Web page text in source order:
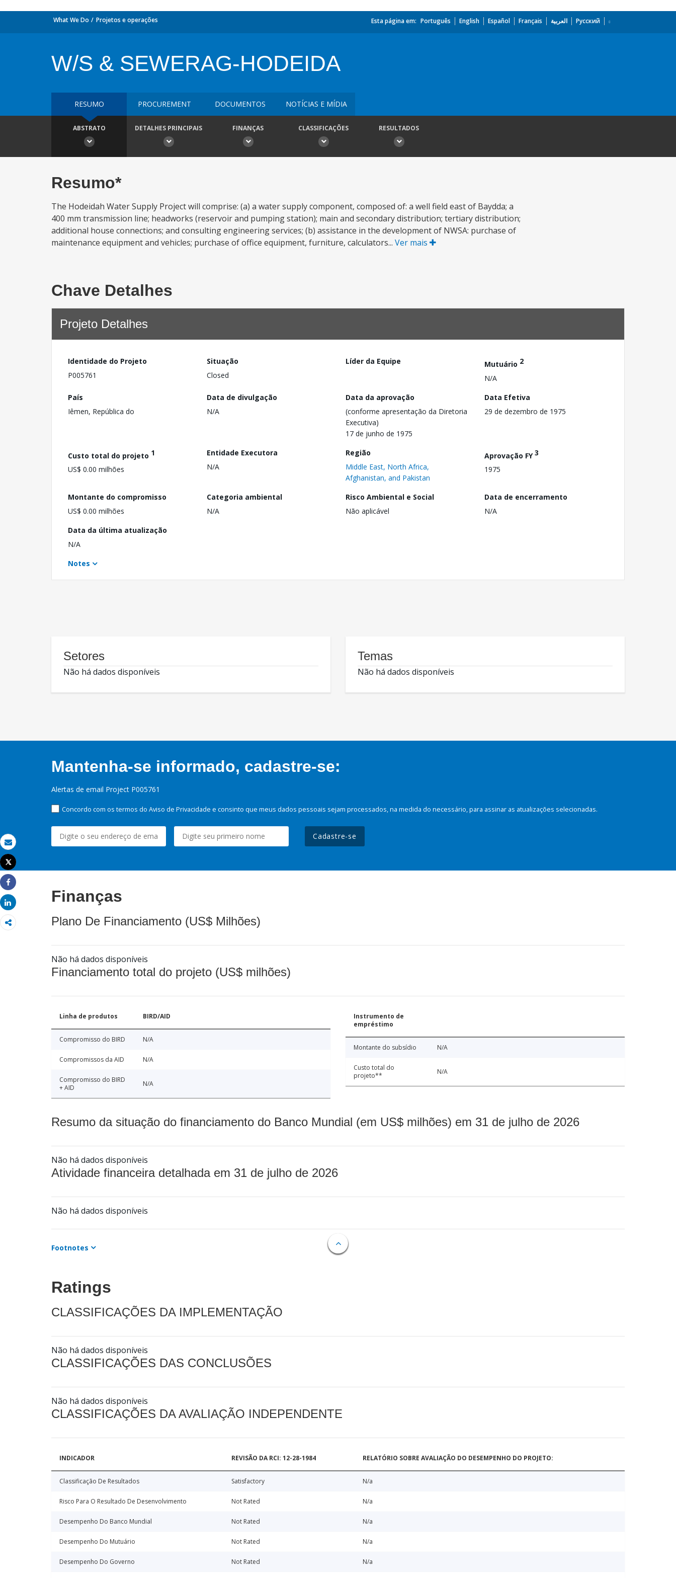
Email
Imprimir
Tweet
Share
Share
What We Do Projetos e operações Esta página em: Português English Español Français العربية Русский
W/S & SEWERAG-HODEIDA
RESUMO PROCUREMENT DOCUMENTOS NOTÍCIAS E MÍDIA
ABSTRATO DETALHES PRINCIPAIS FINANÇAS CLASSIFICAÇÕES RESULTADOS
Resumo*
The Hodeidah Water Supply Project will comprise: (a) a water supply component, composed of: a well field east of Baydda; a
400 mm transmission line; headworks (reservoir and pumping station); main and secondary distribution; tertiary distribution;
additional house connections; and consulting engineering services; (b) assistance in the development of NWSA: purchase of
maintenance equipment and vehicles; purchase of office equipment, furniture, calculators... Ver mais
Chave Detalhes
Projeto Detalhes
Identidade do Projeto
P005761
Situação
Closed
Líder da Equipe Mutuário 2
N/A
País
Iêmen, República do
Data de divulgação
N/A
Data da aprovação
(conforme apresentação da Diretoria
Executiva)
17 de junho de 1975
Data Efetiva
29 de dezembro de 1975
Custo total do projeto 1
US$ 0.00 milhões
Entidade Executora
N/A
Região
Middle East, North Africa,
Afghanistan, and Pakistan
Aprovação FY3
1975
Montante do compromisso
US$ 0.00 milhões
Categoria ambiental
N/A
Risco Ambiental e Social
Não aplicável
Data de encerramento
N/A
Data da última atualização
N/A
Notes
Setores
Não há dados disponíveis
Temas
Não há dados disponíveis
Mantenha-se informado, cadastre-se:
Alertas de email Project P005761
Concordo com os termos do Aviso de Privacidade e consinto que meus dados pessoais sejam processados, na medida do necessário, para assinar as atualizações selecionadas.
Cadastre-se
Finanças
Plano De Financiamento (US$ Milhões)
Não há dados disponíveis
Financiamento total do projeto (US$ milhões)
Linha de produtos BIRD/AID
Compromisso do BIRD N/A
Compromissos da AID N/A
Compromisso do BIRD
+ AID
N/A
Instrumento de
empréstimo
Montante do subsídio N/A
Custo total do
projeto**
N/A
Resumo da situação do financiamento do Banco Mundial (em US$ milhões) em 31 de julho de 2026
Não há dados disponíveis
Atividade financeira detalhada em 31 de julho de 2026
Não há dados disponíveis
Footnotes
Ratings
CLASSIFICAÇÕES DA IMPLEMENTAÇÃO
Não há dados disponíveis
CLASSIFICAÇÕES DAS CONCLUSÕES
Não há dados disponíveis
CLASSIFICAÇÕES DA AVALIAÇÃO INDEPENDENTE
INDICADOR REVISÃO DA RCI: 12-28-1984 RELATÓRIO SOBRE AVALIAÇÃO DO DESEMPENHO DO PROJETO:
Classificação De Resultados Satisfactory N/a
Risco Para O Resultado De Desenvolvimento Not Rated N/a
Desempenho Do Banco Mundial Not Rated N/a
Desempenho Do Mutuário Not Rated N/a
Desempenho Do Governo Not Rated N/a